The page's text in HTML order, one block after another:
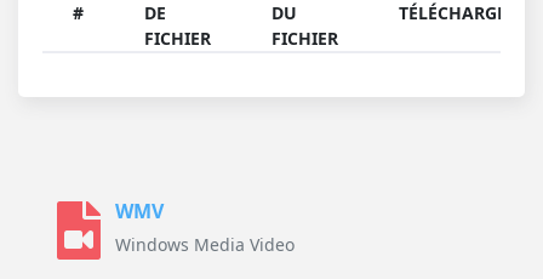
#
DE
FICHIER
DU
FICHIER
TÉLÉCHARGER
WMV
Windows Media Video